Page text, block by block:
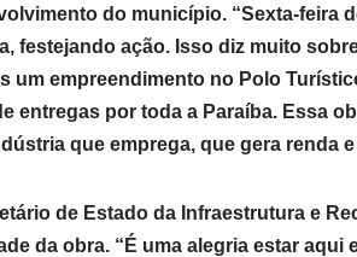
do município. “Sexta-feira
festejando ação. Isso diz muito
um empreendimento no Polo
entregas por toda a Paraíba. Essa
que emprega, que gera renda
de Estado da Infraestrutura e
da obra. “É uma alegria estar